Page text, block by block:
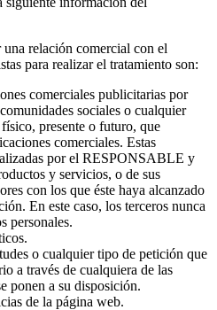
una relación comercial con el
para realizar el tratamiento son:
comerciales publicitarias por
sociales o cualquier
presente o futuro, que
comerciales. Estas
por el RESPONSABLE y
y servicios, o de sus
con los que éste haya alcanzado
En este caso, los terceros nunca
personales.
o cualquier tipo de petición que
a través de cualquiera de las
ponen a su disposición.
de la página web.